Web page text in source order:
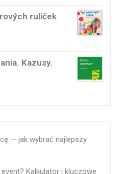
ruliček
Kazusy.
— jak wybrać najlepszy
Kalkulator i kluczowe